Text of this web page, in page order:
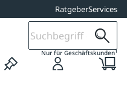
RatgeberServices
Nur für Geschäftskunden1